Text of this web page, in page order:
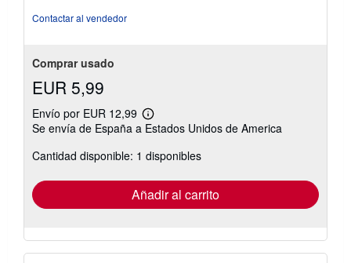
Contactar al vendedor
Comprar usado
EUR 5,99
Envío por EUR 12,99
Más
información
las
tarifas
envío
Se envía de España a Estados Unidos de America
Cantidad disponible: 1 disponibles
Añadir al carrito